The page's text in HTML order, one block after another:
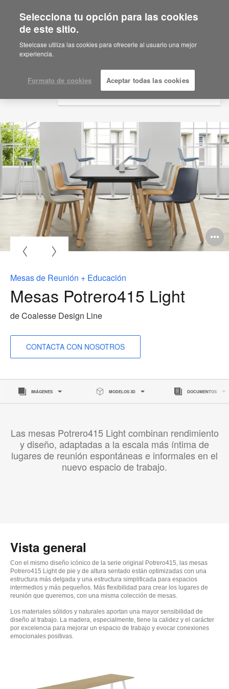
Are you in United States?
Would you like to see Products we sell in
your region?
English
Español
Mesas de Reunión + Educación
Mesas Potrero415 Light
de Coalesse Design Line
CONTACTA CON NOSOTROS
IMÁGENES MODELOS 3D DOCUMENTOS
Las mesas Potrero415 Light combinan rendimiento
y diseño, adaptadas a la escala más íntima de
lugares de reunión espontáneas e informales en el
nuevo espacio de trabajo.
Vista general
Con el mismo diseño icónico de la serie original Potrero415, las mesas
Potrero415 Light de pie y de altura sentado están optimizadas con una
estructura más delgada y una estructura simplificada para espacios
intermedios y más pequeños. Más flexibilidad para crear los lugares de
reunión que queremos, con una misma colección de mesas.
Los materiales sólidos y naturales aportan una mayor sensibilidad de
diseño al trabajo. La madera, especialmente, tiene la calidez y el carácter
por excelencia para mejorar un espacio de trabajo y evocar conexiones
emocionales positivas.
Selecciona tu opción para las cookies
de este sitio.
Steelcase utiliza las cookies para ofrecerle al usuario una mejor
experiencia.
Formato de cookies Aceptar todas las cookies